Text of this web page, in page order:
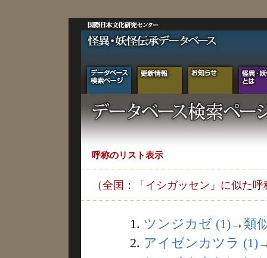
呼称のリスト表示
（全国：「イシガッセン」に似た呼
1. ツンジカゼ (1)→ 類
2. アイゼンカツラ (1)